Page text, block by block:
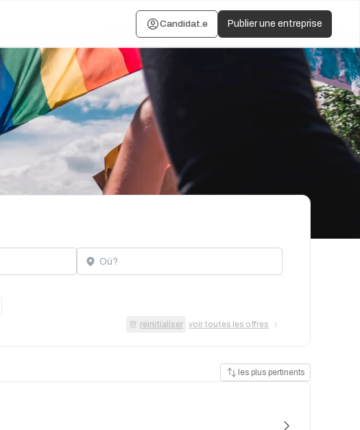
Candidat.e Publier une entreprise
Localisation
réinitialiser voir toutes les offres
les plus pertinents